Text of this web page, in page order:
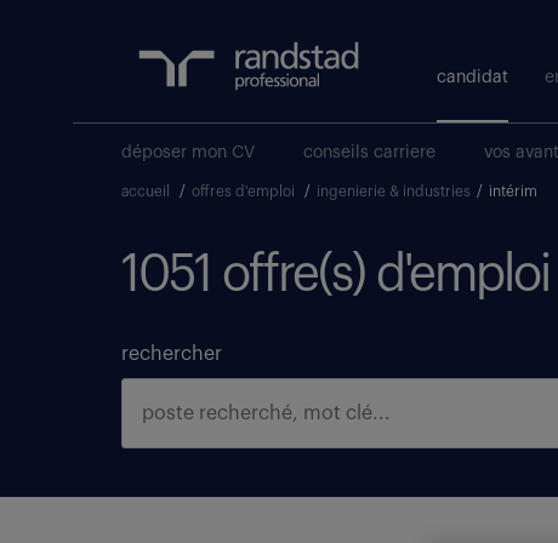
candidat
déposer mon CV conseils carriere vos
accueil / offres d'emploi / ingenierie & industries / intérim
1051 offre(s)
rechercher